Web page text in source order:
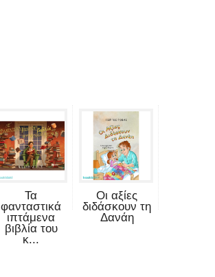
Τα
φανταστικά
ιπτάμενα
βιβλία του
κ...
Οι αξίες
διδάσκουν τη
Δανάη